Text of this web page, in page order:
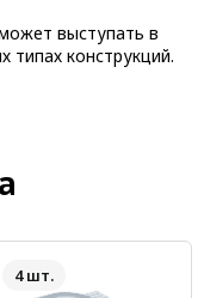
выступать в
типах конструкций.
4 шт.